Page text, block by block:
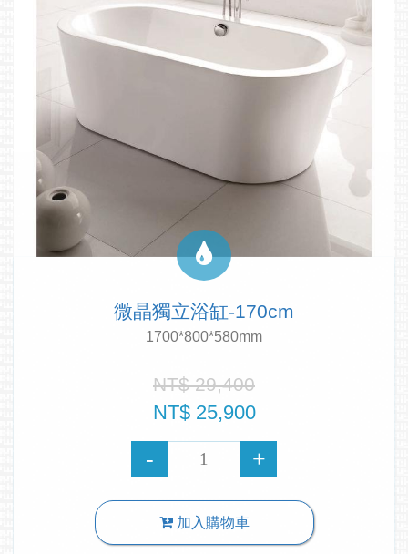
微晶獨立浴缸-170cm
1700*800*580mm
NT$ 29,400
NT$ 25,900
加入購物車